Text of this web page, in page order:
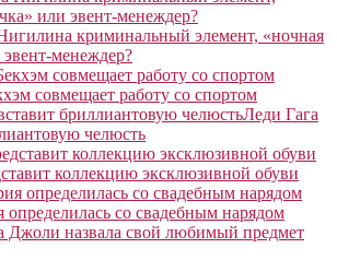
криминальный элемент, «ночная
менеждер?
совмещает работу со спортом
Леди Гага
челюсть
коллекцию эксклюзивной обуви
определилась со свадебным нарядом